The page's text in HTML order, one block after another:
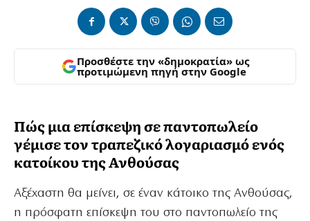
Προσθέστε την «δημοκρατία» ως
προτιμώμενη πηγή στην Google
Πώς μια επίσκεψη σε παντοπωλείο
γέμισε τον τραπεζικό λογαριασμό ενός
κατοίκου της Ανθούσας
Αξέχαστη θα μείνει, σε έναν κάτοικο της Ανθούσας,
η πρόσφατη επίσκεψη του στο παντοπωλείο της